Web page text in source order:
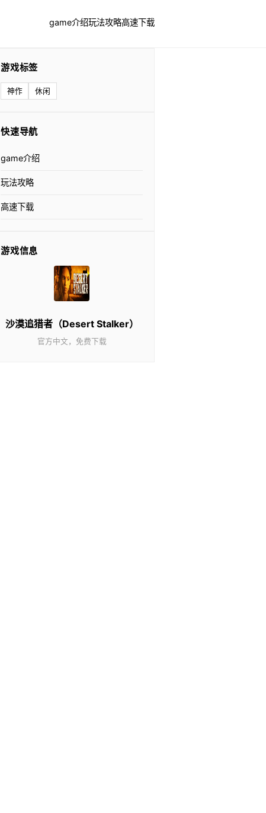
game介绍玩法攻略高速下载
游戏标签
神作 休闲
快速导航
game介绍
玩法攻略
高速下载
游戏信息
沙漠追猎者（Desert Stalker）
官方中文，免费下载